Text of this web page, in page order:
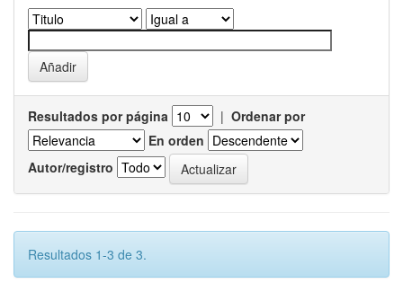
Resultados por página | Ordenar por
En orden
Autor/registro
Resultados 1-3 de 3.